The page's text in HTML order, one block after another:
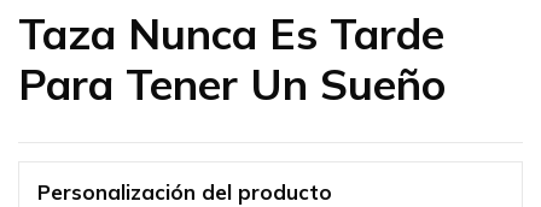
Taza Nunca Es Tarde
Para Tener Un Sueño
Personalización del producto